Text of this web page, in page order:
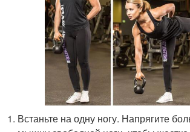
Встаньте на одну ногу. Напрягите